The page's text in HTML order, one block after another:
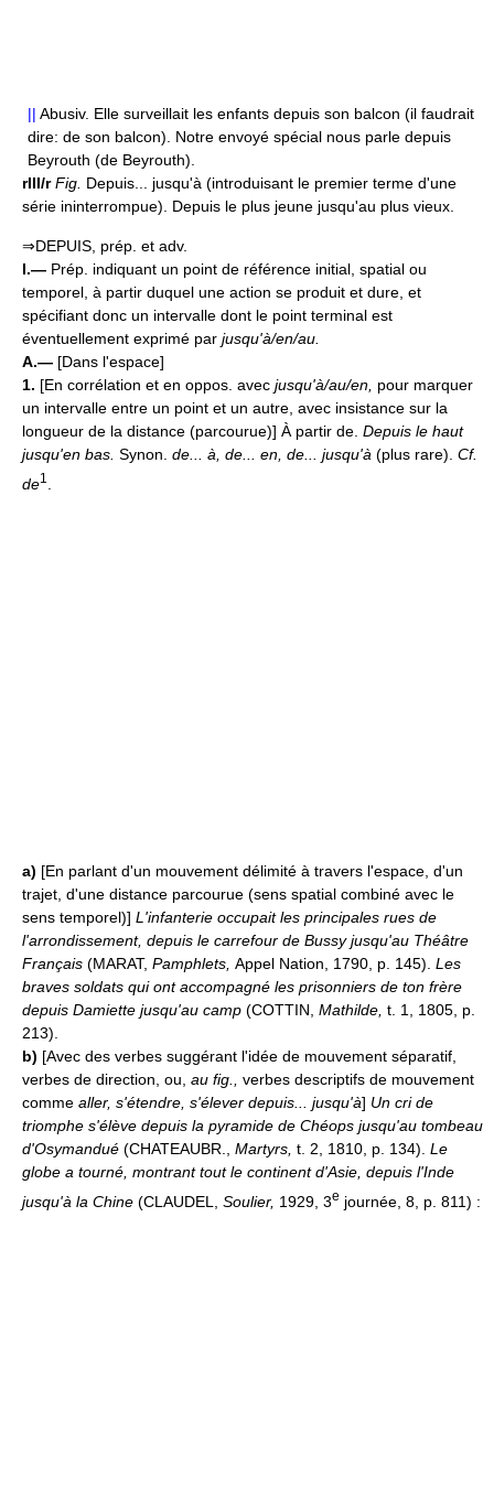
|| Abusiv. Elle surveillait les enfants depuis son balcon (il faudrait
dire: de son balcon). Notre envoyé spécial nous parle depuis
Beyrouth (de Beyrouth).
rIII/r Fig. Depuis... jusqu'à (introduisant le premier terme d'une
série ininterrompue). Depuis le plus jeune jusqu'au plus vieux.
⇒DEPUIS, prép. et adv.
I.— Prép. indiquant un point de référence initial, spatial ou
temporel, à partir duquel une action se produit et dure, et
spécifiant donc un intervalle dont le point terminal est
éventuellement exprimé par jusqu'à/en/au.
A.— [Dans l'espace]
1. [En corrélation et en oppos. avec jusqu'à/au/en, pour marquer
un intervalle entre un point et un autre, avec insistance sur la
longueur de la distance (parcourue)] À partir de. Depuis le haut
jusqu'en bas. Synon. de... à, de... en, de... jusqu'à (plus rare). Cf.
de1
a) [En parlant d'un mouvement délimité à travers l'espace, d'un
trajet, d'une distance parcourue (sens spatial combiné avec le
sens temporel)] L'infanterie occupait les principales rues de
l'arrondissement, depuis le carrefour de Bussy jusqu'au Théâtre
Français (MARAT, Pamphlets, Appel Nation, 1790, p. 145). Les
braves soldats qui ont accompagné les prisonniers de ton frère
depuis Damiette jusqu'au camp (COTTIN, Mathilde, t. 1, 1805, p.
213).
b) [Avec des verbes suggérant l'idée de mouvement séparatif,
verbes de direction, ou, au fig.,
verbes descriptifs de mouvement
comme aller, s'étendre, s'élever depuis... jusqu'à] Un cri de
triomphe s'élève depuis la pyramide de Chéops jusqu'au tombeau
d'Osymandué (CHATEAUBR., Martyrs, t. 2, 1810, p. 134). Le
globe a tourné, montrant tout le continent d'Asie, depuis l'Inde
jusqu'à la Chine (CLAUDEL, Soulier, 1929, 3e journée, 8, p. 811) :